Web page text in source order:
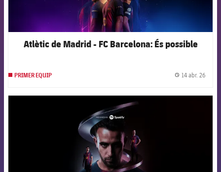
Atlètic de Madrid - FC Barcelona: És possible
PRIMER EQUIP 14 abr. 26
FCB Barcelona badge